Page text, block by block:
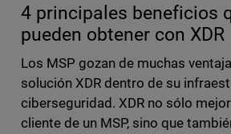
4 principales beneficios
pueden obtener con XDR
Los MSP gozan de muchas
solución XDR dentro de su
ciberseguridad. XDR no sólo
cliente de un MSP, sino que